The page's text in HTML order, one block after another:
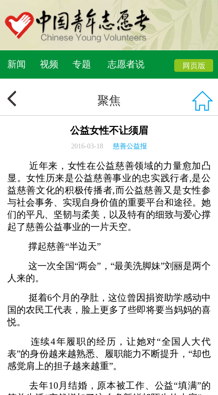
新闻 视频 专题 志愿者说
聚焦
公益女性不让须眉
2016-03-18 慈善公益报
近年来，女性在公益慈善领域的力量愈加凸
显。女性历来是公益慈善事业的忠实践行者,是公
益慈善文化的积极传播者,而公益慈善又是女性参
与社会事务、实现自身价值的重要平台和途径。她
们的平凡、坚韧与柔美，以及特有的细致与爱心撑
起了慈善公益事业的一片天空。
撑起慈善“半边天”
这一次全国“两会”，“最美洗脚妹”刘丽是两个
人来的。
挺着6个月的孕肚，这位曾因捐资助学感动中
国的农民工代表，脸上更多了些即将要当妈妈的喜
悦。
连续4年履职的经历，让她对“全国人大代
表”的身份越来越熟悉、履职能力不断提升，“却也
感觉肩上的担子越来越重”。
去年10月结婚，原本被工作、公益“填满”的